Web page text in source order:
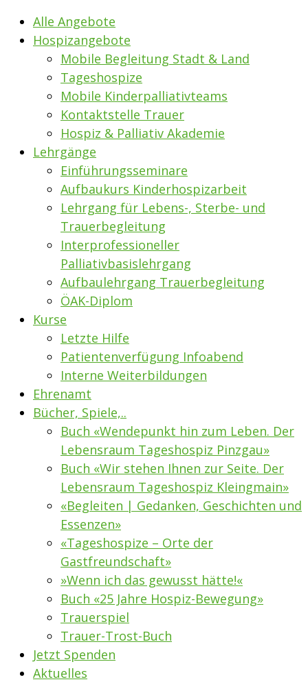
Alle Angebote
Hospizangebote
Mobile Begleitung Stadt & Land
Tageshospize
Mobile Kinderpalliativteams
Kontaktstelle Trauer
Hospiz & Palliativ Akademie
Lehrgänge
Einführungsseminare
Aufbaukurs Kinderhospizarbeit
Lehrgang für Lebens-, Sterbe- und
Trauerbegleitung
Interprofessioneller
Palliativbasislehrgang
Aufbaulehrgang Trauerbegleitung
ÖAK-Diplom
Kurse
Letzte Hilfe
Patientenverfügung Infoabend
Interne Weiterbildungen
Ehrenamt
Bücher, Spiele,..
Buch «Wendepunkt hin zum Leben. Der
Lebensraum Tageshospiz Pinzgau»
Buch «Wir stehen Ihnen zur Seite. Der
Lebensraum Tageshospiz Kleingmain»
«Begleiten | Gedanken, Geschichten und
Essenzen»
«Tageshospize – Orte der
Gastfreundschaft»
»Wenn ich das gewusst hätte!«
Buch «25 Jahre Hospiz-Bewegung»
Trauerspiel
Trauer-Trost-Buch
Jetzt Spenden
Aktuelles